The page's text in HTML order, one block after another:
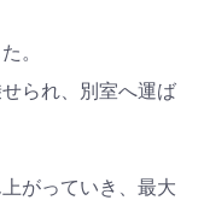
。
られ、別室へ運ば
がっていき、最大